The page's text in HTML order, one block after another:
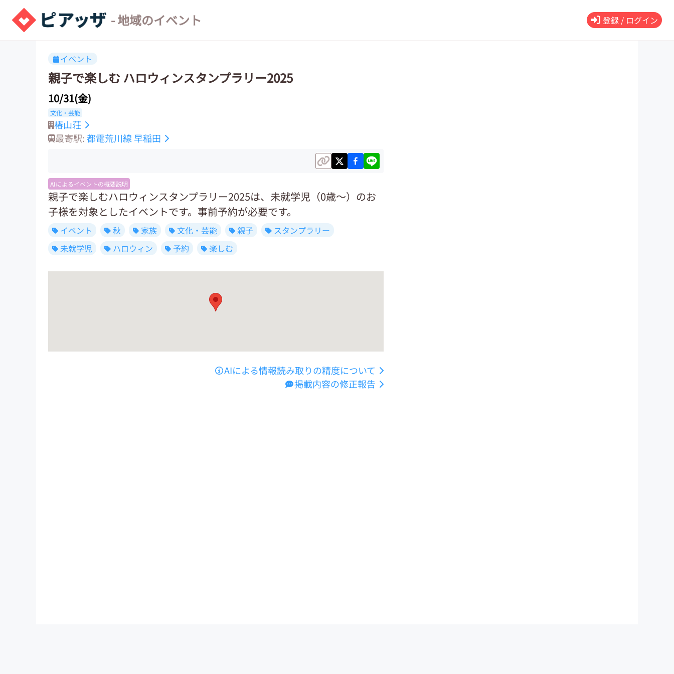
- 地域のイベント 登録 / ログイン
イベント
親子で楽しむ ハロウィンスタンプラリー2025
10/31(金)
文化・芸能
椿山荘
最寄駅:都電荒川線早稲田
AIによるイベントの概要説明
親子で楽しむハロウィンスタンプラリー2025は、未就学児（0歳～）のお
子様を対象としたイベントです。事前予約が必要です。
イベント 秋 家族 文化・芸能 親子
スタンプラリー
未就学児
ハロウィン 予約 楽しむ
AIによる情報読み取りの精度について
掲載内容の修正報告